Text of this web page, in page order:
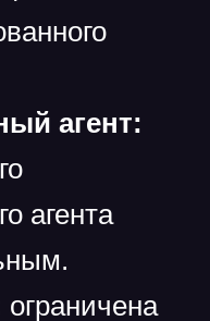
агент:
агента
ограничена